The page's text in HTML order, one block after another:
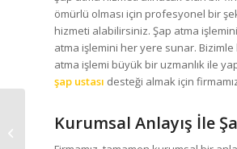
ömürlü olması için profesyonel bir
hizmeti alabilirsiniz. Şap atma
atma işlemini her yere sunar.
atma işlemi büyük bir uzmanlık ile
şap ustası desteği almak için
Kurumsal Anlayış İle
Dikili Şap